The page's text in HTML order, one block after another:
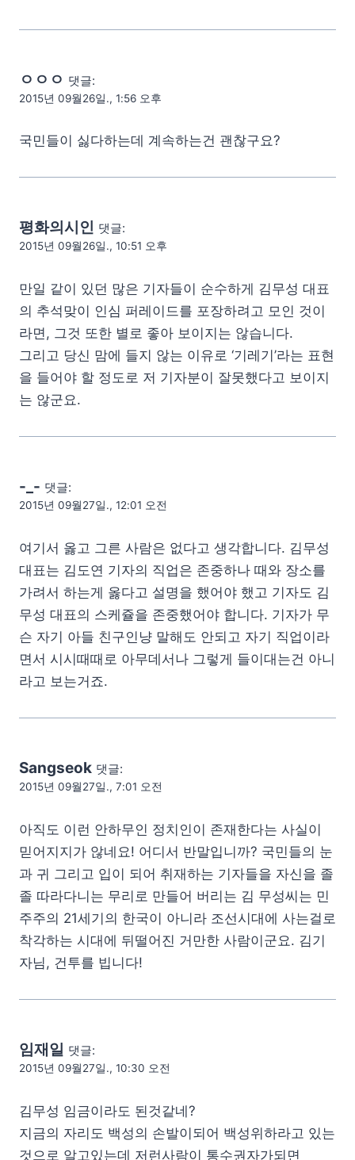
ㅇㅇㅇ 댓글:
2015년 09월26일., 1:56 오후
국민들이 싫다하는데 계속하는건 괜찮구요?
평화의시인 댓글:
2015년 09월26일., 10:51 오후
만일 같이 있던 많은 기자들이 순수하게 김무성 대표
의 추석맞이 인심 퍼레이드를 포장하려고 모인 것이
라면, 그것 또한 별로 좋아 보이지는 않습니다.
그리고 당신 맘에 들지 않는 이유로 ‘기레기’라는 표현
을 들어야 할 정도로 저 기자분이 잘못했다고 보이지
는 않군요.
-_- 댓글:
2015년 09월27일., 12:01 오전
여기서 옳고 그른 사람은 없다고 생각합니다. 김무성
대표는 김도연 기자의 직업은 존중하나 때와 장소를
가려서 하는게 옳다고 설명을 했어야 했고 기자도 김
무성 대표의 스케쥴을 존중했어야 합니다. 기자가 무
슨 자기 아들 친구인냥 말해도 안되고 자기 직업이라
면서 시시때때로 아무데서나 그렇게 들이대는건 아니
라고 보는거죠.
Sangseok 댓글:
2015년 09월27일., 7:01 오전
아직도 이런 안하무인 정치인이 존재한다는 사실이
믿어지지가 않네요! 어디서 반말입니까? 국민들의 눈
과 귀 그리고 입이 되어 취재하는 기자들을 자신을 졸
졸 따라다니는 무리로 만들어 버리는 김 무성씨는 민
주주의 21세기의 한국이 아니라 조선시대에 사는걸로
착각하는 시대에 뒤떨어진 거만한 사람이군요. 김기
자님, 건투를 빕니다!
임재일 댓글:
2015년 09월27일., 10:30 오전
김무성 임금이라도 된것같네?
지금의 자리도 백성의 손발이되어 백성위하라고 있는
것으로 알고있는데 저런사람이 통수권자가되면